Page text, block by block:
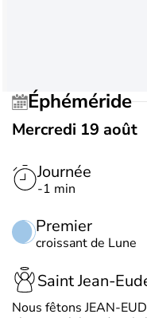
Éphéméride
Mercredi 19 août
Journée
-1 min
Premier
croissant de Lune
Saint Jean-
Nous fêtons JEAN-